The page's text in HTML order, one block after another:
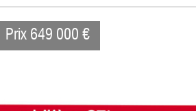
Prix 649 000 €